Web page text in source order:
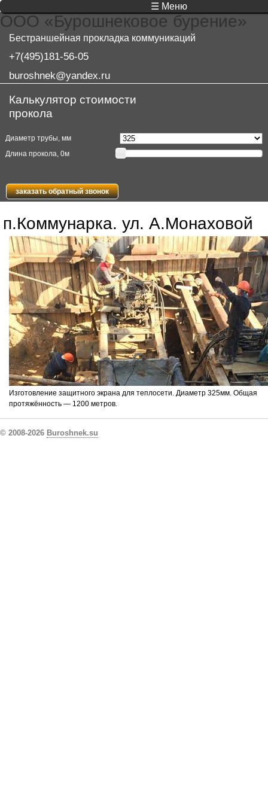
ООО «Бурошнековое бурение»
Бестраншейная прокладка коммуникаций
+7(495)181-56-05
buroshnek@yandex.ru
☰ Меню
Калькулятор стоимости
прокола
Диаметр трубы, мм
Длина прокола, 0м
заказать обратный звонок
п.Коммунарка. ул. А.Монаховой
Изготовление защитного экрана для теплосети. Диаметр 325мм. Общая
протяжённость — 1200 метров.
© 2008-2026 Buroshnek.su